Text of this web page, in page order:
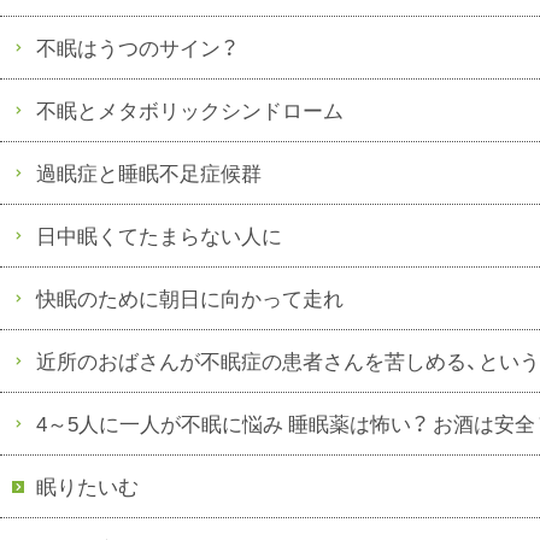
不眠はうつのサイン？
不眠とメタボリックシンドローム
過眠症と睡眠不足症候群
日中眠くてたまらない人に
快眠のために朝日に向かって走れ
近所のおばさんが不眠症の患者さんを苦しめる、とい
4～5人に一人が不眠に悩み 睡眠薬は怖い？ お酒は安全
眠りたいむ